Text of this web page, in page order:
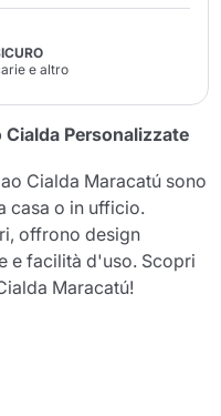
e altro
Personalizzate
Cialda Maracatú sono
casa o in ufficio.
offrono design
e facilità d'uso. Scopri
Maracatú!